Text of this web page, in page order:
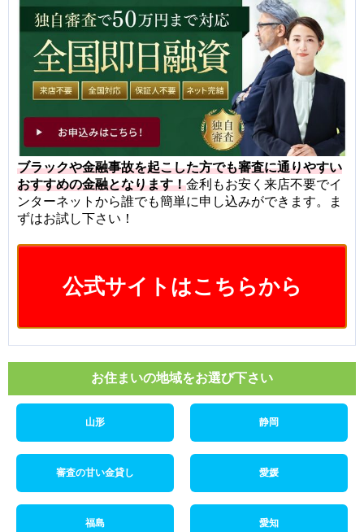
ブラックや金融事故を起こした方でも審査に通りやすい
おすすめの金融となります！金利もお安く来店不要でイ
ンターネットから誰でも簡単に申し込みができます。ま
ずはお試し下さい！
公式サイトはこちらから
お住まいの地域をお選び下さい
山形 静岡
審査の甘い金貸し 愛媛
福島 愛知